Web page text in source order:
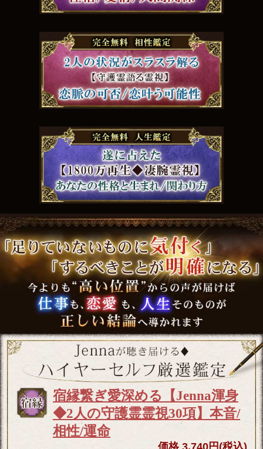
宿縁繋ぎ愛深める【Jenna渾身
◆2人の守護霊霊視30項】本音/
相性/運命
価格 3,740円(税込)